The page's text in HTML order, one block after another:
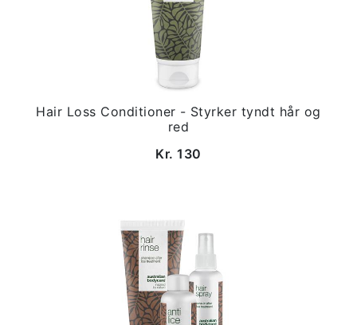
Hair Loss Conditioner - Styrker tyndt hår og
red
Kr. 130